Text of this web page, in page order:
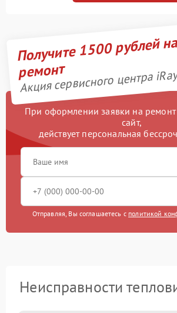
Получите 1500 рублей на
ремонт
Акция сервисного центра
При оформлении заявки на ремонт
сайт,
действует персональная
Отправляя, Вы соглашаетесь с политикой
Неисправности